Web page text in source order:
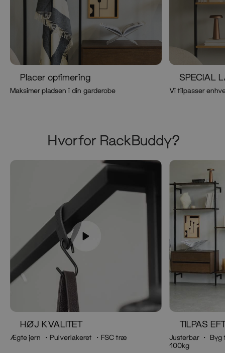
Maksimer pladsen i din garderobe
Placer optimering
Vi tilpasser
SPECIAL
Hvorfor RackBuddy?
Ægte jern ・Pulverlakeret ・FSC træ
HØJ KVALITET
Justerbar ・
100kg
TILPAS